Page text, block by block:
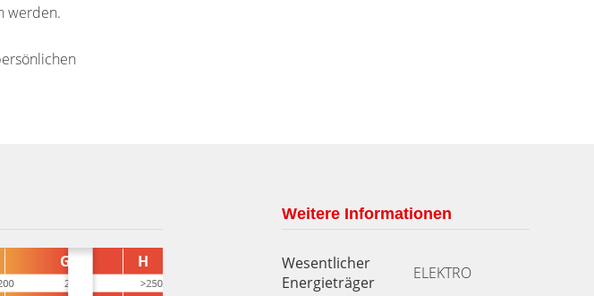
werden.
Weitere Informationen
Wesentlicher
Energieträger
ELEKTRO